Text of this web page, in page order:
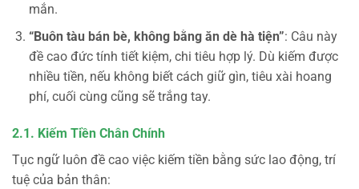
mắn.
“Buôn tàu bán bè, không bằng ăn dè hà tiện”: Câu này
đề cao đức tính tiết kiệm, chi tiêu hợp lý. Dù kiếm được
nhiều tiền, nếu không biết cách giữ gìn, tiêu xài hoang
phí, cuối cùng cũng sẽ trắng tay.
2.1. Kiếm Tiền Chân Chính
Tục ngữ luôn đề cao việc kiếm tiền bằng sức lao động, trí
tuệ của bản thân: